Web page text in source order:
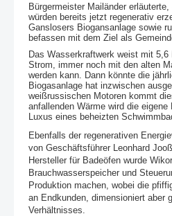
Bürgermeister Mailänder
würden bereits jetzt regenerativ
Ganslosers Biogansanlage sowie
befassen mit dem Ziel als
Das Wasserkraftwerk weist mit
Strom, immer noch mit den alten
werden kann. Dann könnte die
Biogasanlage hat inzwischen
weißrussischen Motoren kommt
anfallenden Wärme wird die
Luxus eines beheizten
Ebenfalls der regenerativen
von Geschäftsführer Leonhard
Hersteller für Badeöfen wurde
Brauchwasserspeicher und
Produktion machen, wobei die
an Endkunden, dimensioniert aber
Verhältnisses.